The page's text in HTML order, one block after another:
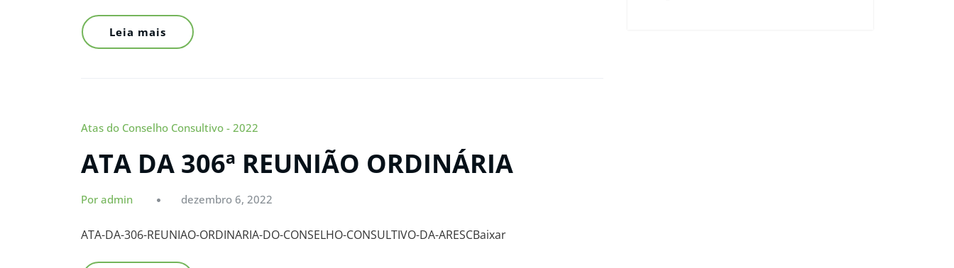
Leia mais
Atas do Conselho Consultivo - 2022
ATA DA 306ª REUNIÃO ORDINÁRIA
Por admin dezembro 6, 2022
ATA-DA-306-REUNIAO-ORDINARIA-DO-CONSELHO-CONSULTIVO-DA-ARESCBaixar